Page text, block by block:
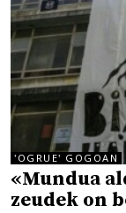
'OGRUE' GOGOAN
«Mundua
zeudek on